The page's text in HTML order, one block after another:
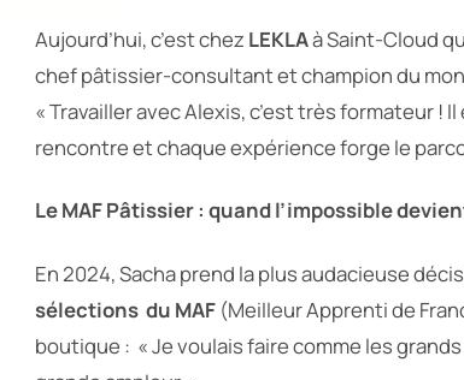
Aujourd’hui, c’est chez LEKLAà Saint-Cloud
chef pâtissier-consultant et champion du
« Travailler avec Alexis, c’est très formateur !
rencontre et chaque expérience forge le
Le MAF Pâtissier : quand l’impossible
En 2024, Sacha prend la plus audacieuse
sélections du MAF (Meilleur Apprenti de
boutique : « Je voulais faire comme les